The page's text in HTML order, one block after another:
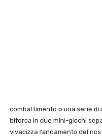
combattimento o una serie di
biforca in due mini-giochi
vivacizza l’andamento del